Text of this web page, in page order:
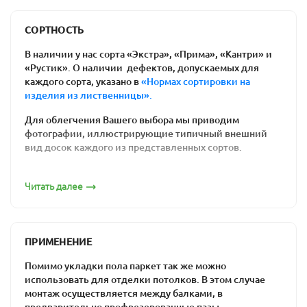
простудятся, резвясь на полу. Возникновение
не грозит.
Соблюдение экологических требований к
материалам отделки внутри помещений.
Доска состоит целиком из натуральной
древесины.
Простота ремонта напольного покрытия: вам
новые.
дорогим, чем половая доска из предлагаемых
нами пород древесины. Встречаются и
уникальные по стоимости товары -дешевая
паркетная досказа счет низкого сорта. При
СОРТНОСТЬ
В наличии у нас сорта «Экстра», «Прима», «Кантри» и
«Рустик». О наличии дефектов, допускаемых для
каждого сорта, указано в«Нормах сортировки на
изделия из лиственницы».
Для облегчения Вашего выбора мы приводим
фотографии, иллюстрирующие типичный внешний
вид досок каждого из представленных сортов.
Читать далее
ПРИМЕНЕНИЕ
Помимо укладки пола паркет так же можно
использовать для отделки потолков. В этом случае
монтаж осуществляется между балками, в